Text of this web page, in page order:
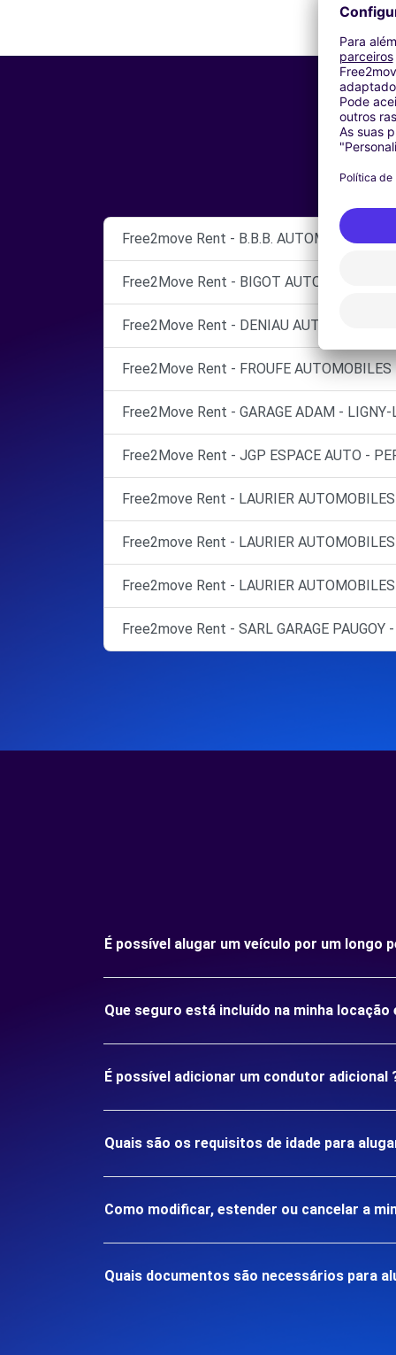
Free2move Rent - B.B.B. AUTOMOBILES -
Free2Move Rent - BIGOT AUTOMOBILES
Free2Move Rent - DENIAU AUTOMOBILES
Free2Move Rent - FROUFE AUTOMOBILES
Free2Move Rent - GARAGE ADAM - LIGNY-
Free2Move Rent - JGP ESPACE AUTO -
Free2move Rent - LAURIER
Free2move Rent - LAURIER
Free2move Rent - LAURIER
Free2move Rent - SARL GARAGE PAUGOY
É possível alugar um veículo por um longo
Que seguro está incluído na minha locação
É possível adicionar um condutor adicional
Quais são os requisitos de idade para
Como modificar, estender ou cancelar a
Quais documentos são necessários para